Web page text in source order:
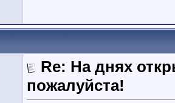
Re: На днях
пожалуйста!